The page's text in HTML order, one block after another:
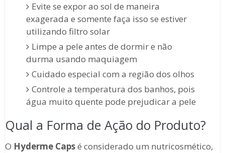
Evite se expor ao sol de maneira
exagerada e somente faça isso se estiver
utilizando filtro solar
Limpe a pele antes de dormir e não
durma usando maquiagem
Cuidado especial com a região dos olhos
Controle a temperatura dos banhos, pois
água muito quente pode prejudicar a pele
Qual a Forma de Ação do Produto?
O Hyderme Capsé considerado um nutricosmético,